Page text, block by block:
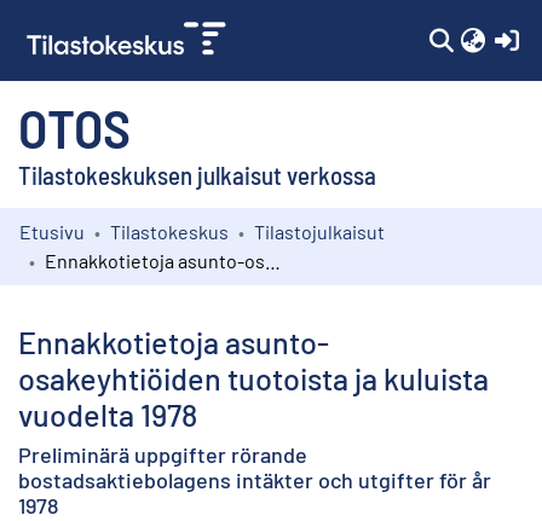
OTOS
Tilastokeskuksen julkaisut verkossa
Kokoelmat
Etusivu Tilastokeskus
Tilastojulkaisut
Ennakkotietoja asunto-
osakeyhtiöiden tuotoista ja kuluista
vuodelta 1978
Preliminärä uppgifter rörande
bostadsaktiebolagens intäkter och utgifter för år
1978